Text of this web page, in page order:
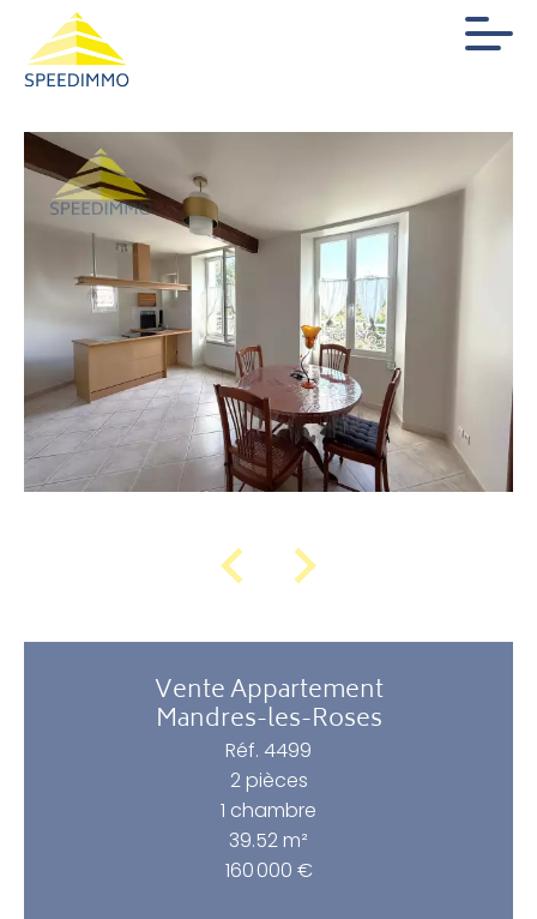
Vente Appartement
Mandres-les-Roses
Réf. 4499
2 pièces
1 chambre
39.52 m²
160 000 €